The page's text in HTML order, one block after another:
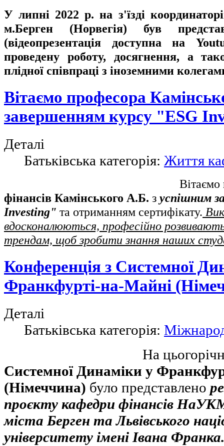
У липні 2022 р. на з'їзді
м.Берген (Норвегія) був
(відеопрезентація доступна на
проведену роботу, досягнення, а
плідної співпраці з іноземними
Вітаємо професора
завершенням курсу "ESG
Деталі
Батьківська категорія: Життя
Вітаємо
фінансів Камінського А.Б. з успішним
Investing" та отриманням сертифікату.
вдосконалюються, професійно
трендам, щоб зробити знання наших
Конференція з Системної
Франкфурті-на-Майні
Деталі
Батьківська категорія:
На
Системної Динаміки у
(Німеччина) було представлено
проєкту кафедри фінансів
міста Берген та Львівського
університету імені Івана Франка.